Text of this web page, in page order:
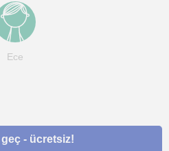
Ece
geç - ücretsiz!